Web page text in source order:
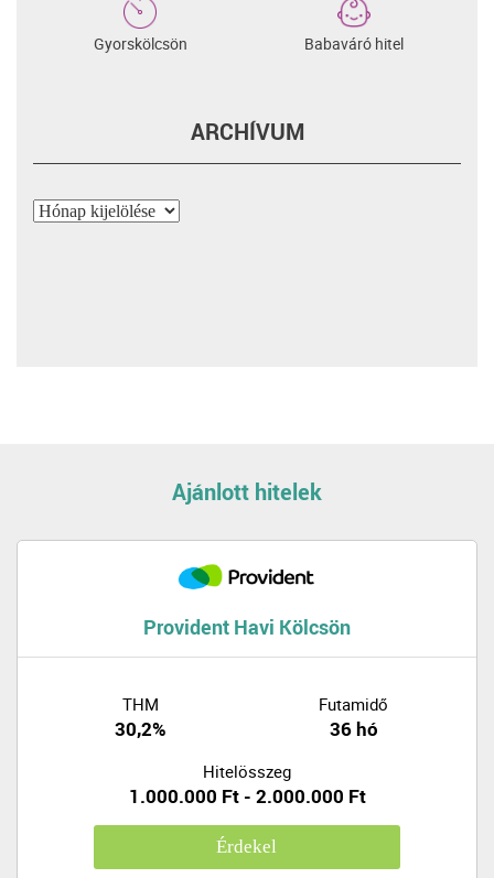
Gyorskölcsön Babaváró hitel
ARCHÍVUM
Archívum
Ajánlott hitelek
Provident Havi Kölcsön
THM
30,2%
Futamidő
36 hó
Hitelösszeg
1.000.000 Ft - 2.000.000 Ft
Érdekel